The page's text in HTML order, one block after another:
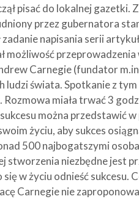
pisać do lokalnej gazetki.
przez gubernatora
napisania serii
możliwość
Carnegie (fundator
świata. Spotkanie z
miała trwać 3
można przedstawić
życiu, aby sukces
500 najbogatszymi
stworzenia niezbędne jest
w życiu odnieść sukcesu.
Carnegie nie